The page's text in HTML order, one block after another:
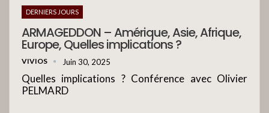
DERNIERS JOURS
ARMAGEDDON – Amérique, Asie, Afrique,
Europe, Quelles implications ?
VIVIOS Juin 30, 2025
Quelles implications ? Conférence avec Olivier
PELMARD